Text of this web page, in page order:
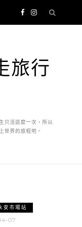
旅行
只活這麼一次，所以
世界的旅程吧。
安市場站
07